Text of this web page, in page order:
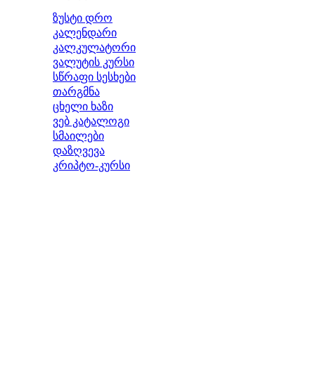
ზუსტი დრო
კალენდარი
კალკულატორი
ვალუტის კურსი
სწრაფი სესხები
თარგმნა
ცხელი ხაზი
ვებ კატალოგი
სმაილები
დაზღვევა
კრიპტო-კურსი